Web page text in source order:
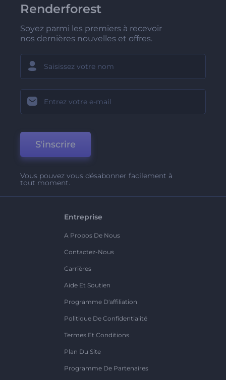
Renderforest
Soyez parmi les premiers à recevoir
nos dernières nouvelles et offres.
S'inscrire
Vous pouvez vous désabonner facilement à
tout moment.
Entreprise
A Propos De Nous
Contactez-Nous
Carrières
Aide Et Soutien
Programme D'affiliation
Politique De Confidentialité
Termes Et Conditions
Plan Du Site
Programme De Partenaires